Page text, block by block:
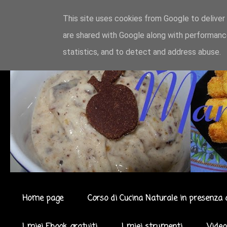
Home page Corso di Cucina Naturale in presenza
This site uses cookies from Google to
are shared with Google along with
statistics, and to detect and address abuse.